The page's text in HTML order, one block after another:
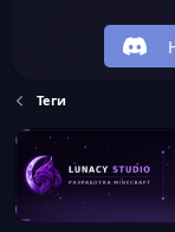
Теги